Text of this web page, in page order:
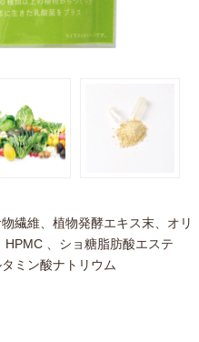
繊維、植物発酵エキス末、オリ
HPMC 、ショ糖脂肪酸エステ
ミン酸ナトリウム